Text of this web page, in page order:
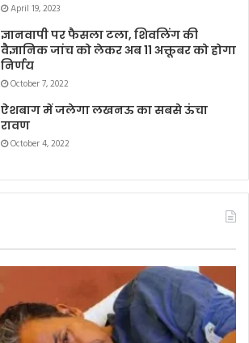
April 19, 2023
ज्ञानवापी पर फैसला टला, शिवलिंग की
वैज्ञानिक जांच को लेकर अब 11 अक्तूबर को होगा
निर्णय
October 7, 2022
ऐशबाग में जलेगा लखनऊ का सबसे ऊंचा
रावण
October 4, 2022